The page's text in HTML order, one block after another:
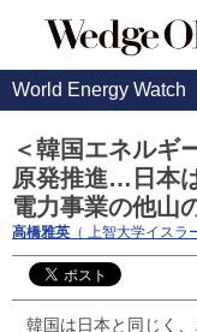
World Energy Watch
＜韓国エネルギ
原発推進…日本
電力事業の他山
高橋雅英 （ 上智大学イスラ
韓国は日本と同じく